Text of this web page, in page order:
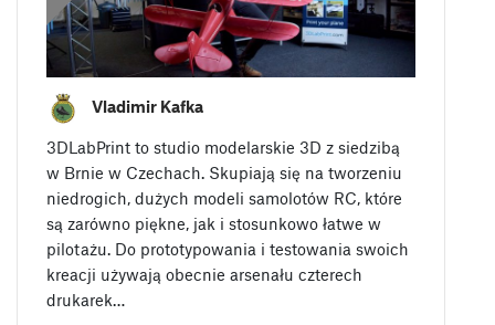
Vladimir Kafka
3DLabPrint to studio modelarskie 3D z siedzibą
w Brnie w Czechach. Skupiają się na tworzeniu
niedrogich, dużych modeli samolotów RC, które
są zarówno piękne, jak i stosunkowo łatwe w
pilotażu. Do prototypowania i testowania swoich
kreacji używają obecnie arsenału czterech
drukarek…